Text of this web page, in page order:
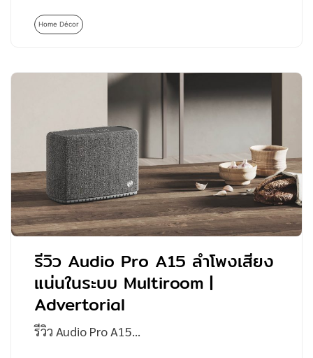
Home Décor
รีวิว Audio Pro A15 ลำโพงเสียง
แน่นในระบบ Multiroom |
Advertorial
รีวิว Audio Pro A15…